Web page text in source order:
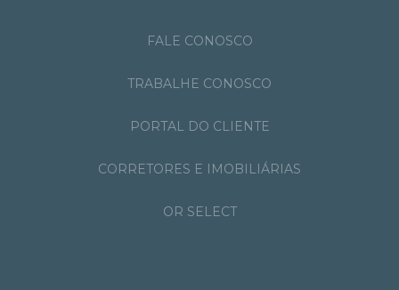
FALE CONOSCO
TRABALHE CONOSCO
PORTAL DO CLIENTE
CORRETORES E IMOBILIÁRIAS
OR SELECT